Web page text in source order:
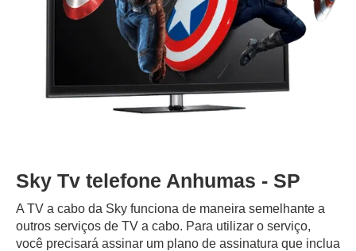
Sky Tv telefone Anhumas - SP
A TV a cabo da Sky funciona de maneira semelhante a
outros serviços de TV a cabo. Para utilizar o serviço,
você precisará assinar um plano de assinatura que inclua